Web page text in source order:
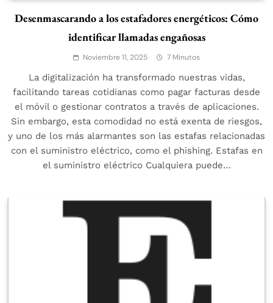
Desenmascarando a los estafadores energéticos: Cómo
identificar llamadas engañosas
Noviembre 11, 2025 7 Minutos
La digitalización ha transformado nuestras vidas,
facilitando tareas cotidianas como pagar facturas desde
el móvil o gestionar contratos a través de aplicaciones.
Sin embargo, esta comodidad no está exenta de riesgos,
y uno de los más alarmantes son las estafas relacionadas
con el suministro eléctrico, como el phishing. Estafas en
el suministro eléctrico Cualquiera puede…